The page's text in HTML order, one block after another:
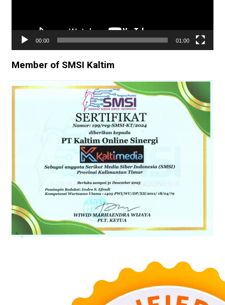
00:00 01:00
Member of SMSI Kaltim